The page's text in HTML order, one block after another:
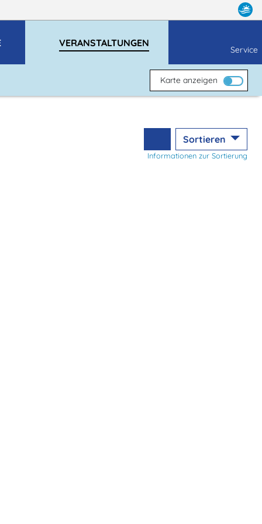
VERANSTALTUNGEN
Service
Karte anzeigen
Sortieren
Informationen zur Sortierung